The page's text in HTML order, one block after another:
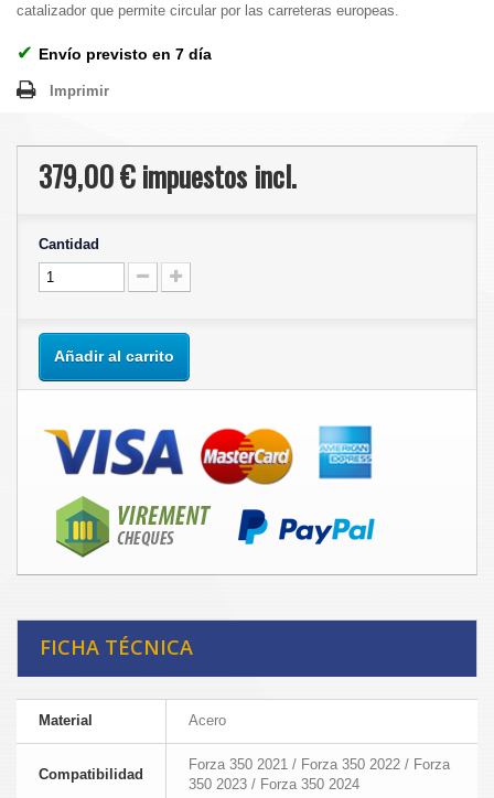
catalizador que permite circular por las carreteras europeas.
✔ Envío previsto en 7 día
Imprimir
379,00 €impuestos incl.
Cantidad
Añadir al carrito
FICHA TÉCNICA
Material Acero
Compatibilidad
Forza 350 2021 / Forza 350 2022 / Forza
350 2023 / Forza 350 2024